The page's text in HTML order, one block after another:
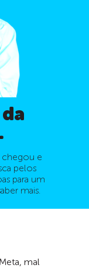
chegou e
pelos
para um
mais.
mal